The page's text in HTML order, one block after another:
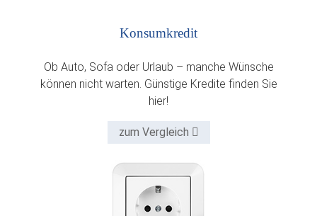
Konsumkredit
Ob Auto, Sofa oder Urlaub – manche Wünsche
können nicht warten. Günstige Kredite finden Sie
hier!
zum Vergleich